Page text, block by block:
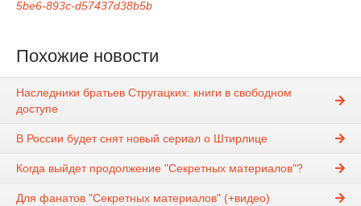
5be6-893c-d57437d38b5b
Похожие новости
Наследники братьев Стругацких: книги в свободном
доступе
В России будет снят новый сериал о Штирлице
Когда выйдет продолжение "Секретных материалов"?
Для фанатов "Секретных материалов" (+видео)